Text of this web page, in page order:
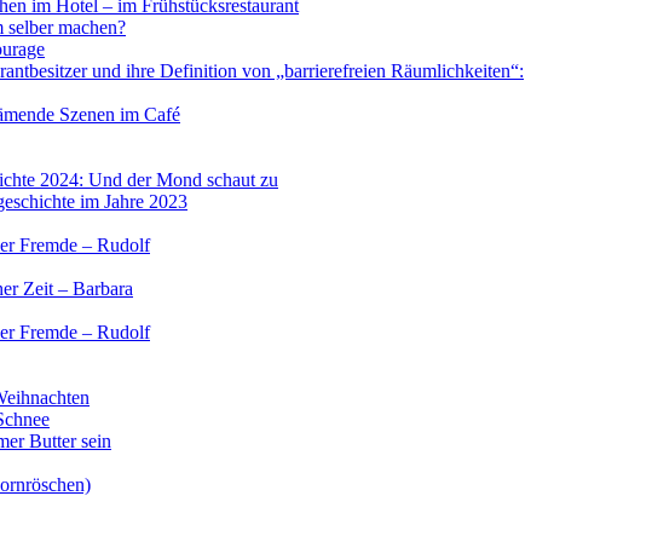
im Hotel – im Frühstücksrestaurant
machen?
und ihre Definition von „barrierefreien Räumlichkeiten“:
Szenen im Café
2024: Und der Mond schaut zu
im Jahre 2023
Fremde – Rudolf
Zeit – Barbara
Fremde – Rudolf
Butter sein